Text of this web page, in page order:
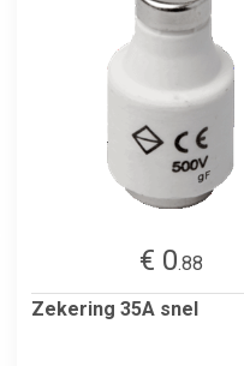
€ 0.88
Zekering 35A snel